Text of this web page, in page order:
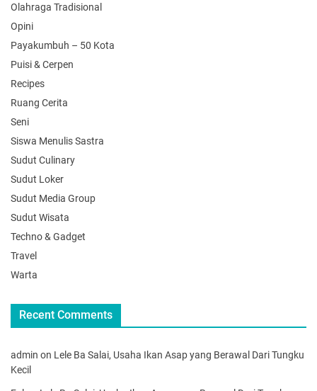
Olahraga Tradisional
Opini
Payakumbuh – 50 Kota
Puisi & Cerpen
Recipes
Ruang Cerita
Seni
Siswa Menulis Sastra
Sudut Culinary
Sudut Loker
Sudut Media Group
Sudut Wisata
Techno & Gadget
Travel
Warta
Recent Comments
admin on Lele Ba Salai, Usaha Ikan Asap yang Berawal Dari Tungku
Kecil